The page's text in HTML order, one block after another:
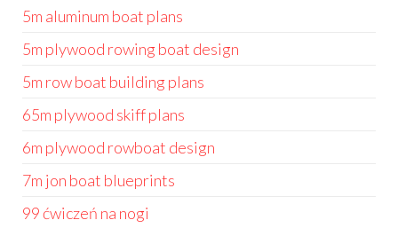
5m aluminum boat plans
5m plywood rowing boat design
5m row boat building plans
65m plywood skiff plans
6m plywood rowboat design
7m jon boat blueprints
99 ćwiczeń na nogi